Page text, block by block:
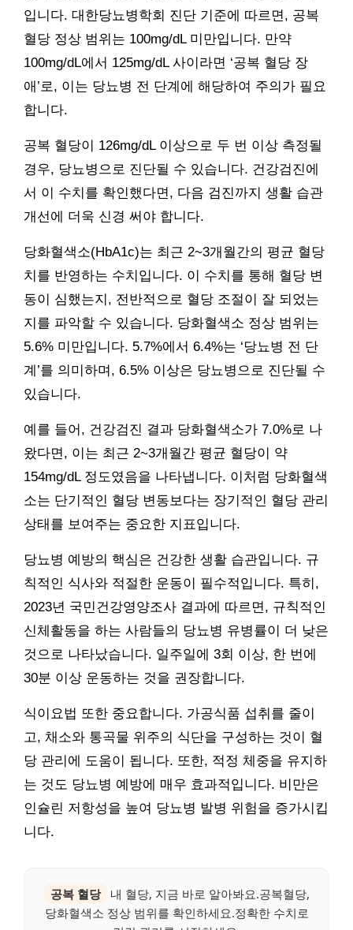
입니다. 대한당뇨병학회 진단 기준에 따르면, 공복
혈당 정상 범위는 100mg/dL 미만입니다. 만약
100mg/dL에서 125mg/dL 사이라면 ‘공복 혈당 장
애’로, 이는 당뇨병 전 단계에 해당하여 주의가 필요
합니다.
공복 혈당이 126mg/dL 이상으로 두 번 이상 측정될
경우, 당뇨병으로 진단될 수 있습니다. 건강검진에
서 이 수치를 확인했다면, 다음 검진까지 생활 습관
개선에 더욱 신경 써야 합니다.
당화혈색소(HbA1c)는 최근 2~3개월간의 평균 혈당
치를 반영하는 수치입니다. 이 수치를 통해 혈당 변
동이 심했는지, 전반적으로 혈당 조절이 잘 되었는
지를 파악할 수 있습니다. 당화혈색소 정상 범위는
5.6% 미만입니다. 5.7%에서 6.4%는 ‘당뇨병 전 단
계’를 의미하며, 6.5% 이상은 당뇨병으로 진단될 수
있습니다.
예를 들어, 건강검진 결과 당화혈색소가 7.0%로 나
왔다면, 이는 최근 2~3개월간 평균 혈당이 약
154mg/dL 정도였음을 나타냅니다. 이처럼 당화혈색
소는 단기적인 혈당 변동보다는 장기적인 혈당 관리
상태를 보여주는 중요한 지표입니다.
당뇨병 예방의 핵심은 건강한 생활 습관입니다. 규
칙적인 식사와 적절한 운동이 필수적입니다. 특히,
2023년 국민건강영양조사 결과에 따르면, 규칙적인
신체활동을 하는 사람들의 당뇨병 유병률이 더 낮은
것으로 나타났습니다. 일주일에 3회 이상, 한 번에
30분 이상 운동하는 것을 권장합니다.
식이요법 또한 중요합니다. 가공식품 섭취를 줄이
고, 채소와 통곡물 위주의 식단을 구성하는 것이 혈
당 관리에 도움이 됩니다. 또한, 적정 체중을 유지하
는 것도 당뇨병 예방에 매우 효과적입니다. 비만은
인슐린 저항성을 높여 당뇨병 발병 위험을 증가시킵
니다.
공복 혈당
내 혈당, 지금 바로 알아봐요.공복혈당,
당화혈색소 정상 범위를 확인하세요.정확한 수치로